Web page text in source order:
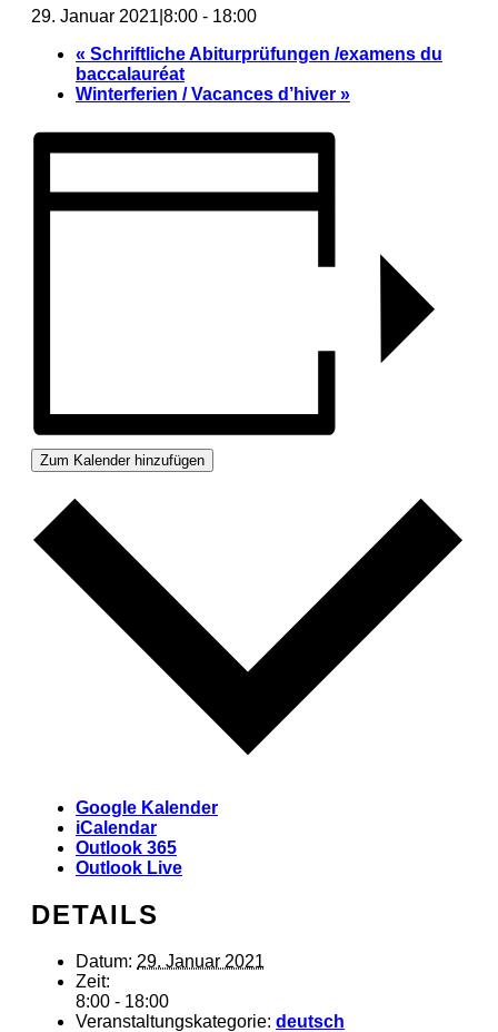
29. Januar 2021|8:00 - 18:00
« Schriftliche Abiturprüfungen /examens du
baccalauréat
Winterferien / Vacances d’hiver »
Zum Kalender hinzufügen
Google Kalender
iCalendar
Outlook 365
Outlook Live
DETAILS
Datum: 29. Januar 2021
Zeit:
8:00 - 18:00
Veranstaltungskategorie: deutsch